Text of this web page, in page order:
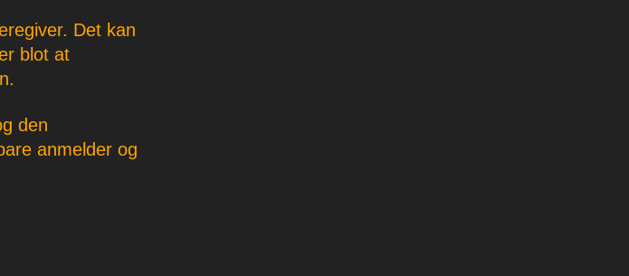
Det kan
blot at
den
anmelder og